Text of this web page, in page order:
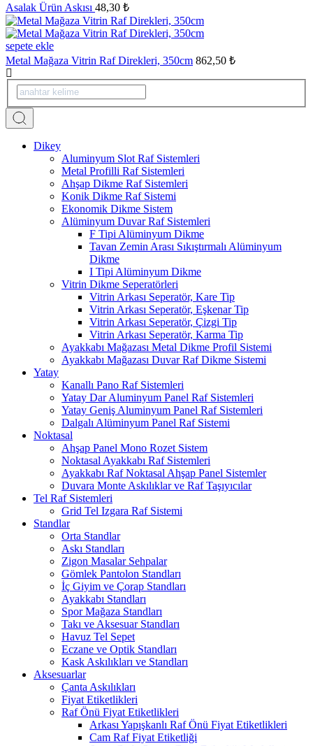
Asalak Ürün Askısı 48,30 ₺
sepete ekle
Metal Mağaza Vitrin Raf Direkleri, 350cm 862,50 ₺
Dikey
Aluminyum Slot Raf Sistemleri
Metal Profilli Raf Sistemleri
Ahşap Dikme Raf Sistemleri
Konik Dikme Raf Sistemi
Ekonomik Dikme Sistem
Alüminyum Duvar Raf Sistemleri
F Tipi Alüminyum Dikme
Tavan Zemin Arası Sıkıştırmalı Alüminyum
Dikme
I Tipi Alüminyum Dikme
Vitrin Dikme Seperatörleri
Vitrin Arkası Seperatör, Kare Tip
Vitrin Arkası Seperatör, Eşkenar Tip
Vitrin Arkası Seperatör, Çizgi Tip
Vitrin Arkası Seperatör, Karma Tip
Ayakkabı Mağazası Metal Dikme Profil Sistemi
Ayakkabı Mağazası Duvar Raf Dikme Sistemi
Yatay
Kanallı Pano Raf Sistemleri
Yatay Dar Aluminyum Panel Raf Sistemleri
Yatay Geniş Aluminyum Panel Raf Sistemleri
Dalgalı Alüminyum Panel Raf Sistemi
Noktasal
Ahşap Panel Mono Rozet Sistem
Noktasal Ayakkabı Raf Sistemleri
Ayakkabı Raf Noktasal Ahşap Panel Sistemler
Duvara Monte Askılıklar ve Raf Taşıyıcılar
Tel Raf Sistemleri
Grid Tel Izgara Raf Sistemi
Standlar
Orta Standlar
Askı Standları
Zigon Masalar Sehpalar
Gömlek Pantolon Standları
İç Giyim ve Çorap Standları
Ayakkabı Standları
Spor Mağaza Standları
Takı ve Aksesuar Standları
Havuz Tel Sepet
Eczane ve Optik Standları
Kask Askılıkları ve Standları
Aksesuarlar
Çanta Askılıkları
Fiyat Etiketlikleri
Raf Önü Fiyat Etiketlikleri
Arkası Yapışkanlı Raf Önü Fiyat Etiketlikleri
Cam Raf Fiyat Etiketliği